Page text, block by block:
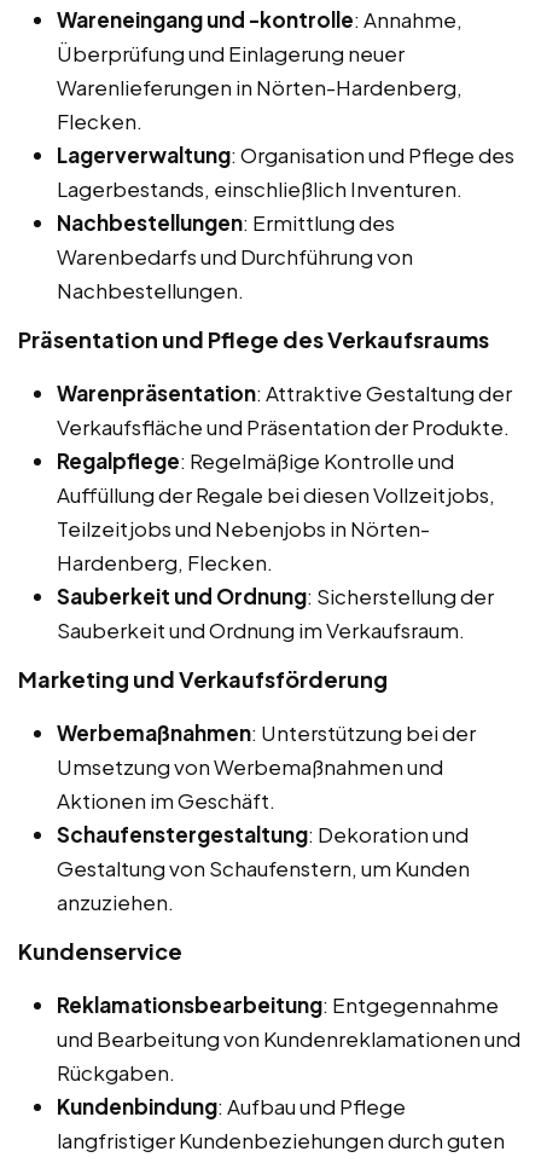
Wareneingang und -kontrolle: Annahme,
Überprüfung und Einlagerung neuer
Warenlieferungen in Nörten-Hardenberg,
Flecken.
Lagerverwaltung: Organisation und Pflege des
Lagerbestands, einschließlich Inventuren.
Nachbestellungen: Ermittlung des
Warenbedarfs und Durchführung von
Nachbestellungen.
Präsentation und Pflege des Verkaufsraums
Warenpräsentation: Attraktive Gestaltung der
Verkaufsfläche und Präsentation der Produkte.
Regalpflege: Regelmäßige Kontrolle und
Auffüllung der Regale bei diesen Vollzeitjobs,
Teilzeitjobs und Nebenjobs in Nörten-
Hardenberg, Flecken.
Sauberkeit und Ordnung: Sicherstellung der
Sauberkeit und Ordnung im Verkaufsraum.
Marketing und Verkaufsförderung
Werbemaßnahmen: Unterstützung bei der
Umsetzung von Werbemaßnahmen und
Aktionen im Geschäft.
Schaufenstergestaltung: Dekoration und
Gestaltung von Schaufenstern, um Kunden
anzuziehen.
Kundenservice
Reklamationsbearbeitung: Entgegennahme
und Bearbeitung von Kundenreklamationen und
Rückgaben.
Kundenbindung: Aufbau und Pflege
langfristiger Kundenbeziehungen durch guten